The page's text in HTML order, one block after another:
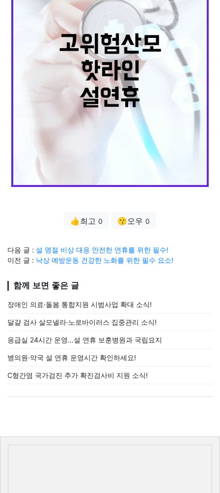
👍최고 0 😗오우 0
다음 글 : 설 명절 비상 대응 안전한 연휴를 위한 필수!
이전 글 : 낙상 예방운동 건강한 노화를 위한 필수 요소!
함께 보면 좋은 글
장애인 의료·돌봄 통합지원 시범사업 확대 소식!
달걀 검사 살모넬라·노로바이러스 집중관리 소식!
응급실 24시간 운영…설 연휴 보훈병원과 국립묘지
병의원·약국 설 연휴 운영시간 확인하세요!
C형간염 국가검진 추가 확진검사비 지원 소식!